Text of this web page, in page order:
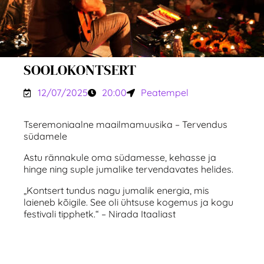
SOOLOKONTSERT
12/07/2025 20:00 Peatempel
Tseremoniaalne maailmamuusika – Tervendus
südamele
Astu rännakule oma südamesse, kehasse ja
hinge ning suple jumalike tervendavates helides.
„Kontsert tundus nagu jumalik energia, mis
laieneb kõigile. See oli ühtsuse kogemus ja kogu
festivali tipphetk.“ – Nirada Itaaliast